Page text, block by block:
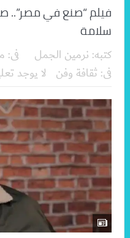
فيلم “صنع في مصر”..
سلامة
كتبه: نرمين الجمل فى:
فى: ثقافة وفن لا يوجد